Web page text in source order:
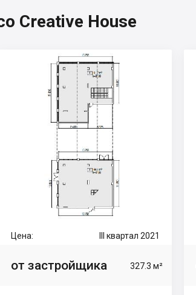
Creative House
Цена: III квартал 2021
от застройщика 327.3 м²